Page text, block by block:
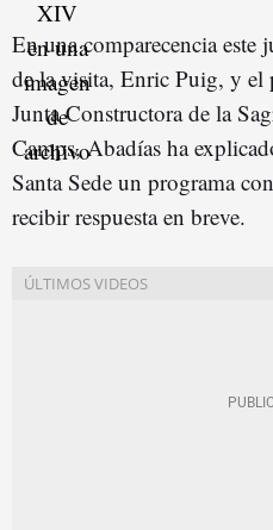
En una comparecencia
de la visita, Enric Puig, y el
Junta Constructora de la
Camps, Abadías ha
Santa Sede un programa
recibir respuesta en breve.